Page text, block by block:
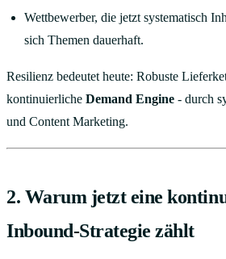
Wettbewerber, die jetzt systematisch
sich Themen dauerhaft.
Resilienz bedeutet heute: Robuste
kontinuierliche Demand Engine - durch
und Content Marketing.
2. Warum jetzt eine
Inbound-Strategie zählt